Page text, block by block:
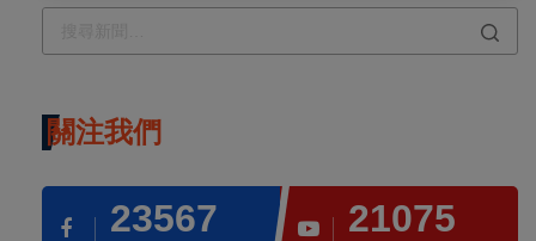
關注我們
23567 21075